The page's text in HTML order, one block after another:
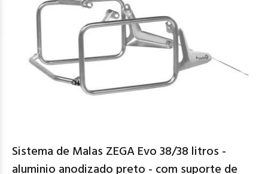
Sistema de Malas ZEGA Evo 38/38 litros -
aluminio anodizado preto - com suporte de